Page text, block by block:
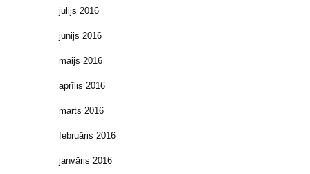
jūlijs 2016
jūnijs 2016
maijs 2016
aprīlis 2016
marts 2016
februāris 2016
janvāris 2016